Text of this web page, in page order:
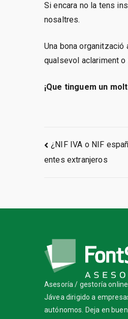
Si encara no la tens
nosaltres.
Una bona
qualsevol aclariment
¡Que tinguem un
¿NIF IVA o NIF
entes extranjeros
Asesoría / gestoría
Jávea dirigido a
autónomos. Deja en